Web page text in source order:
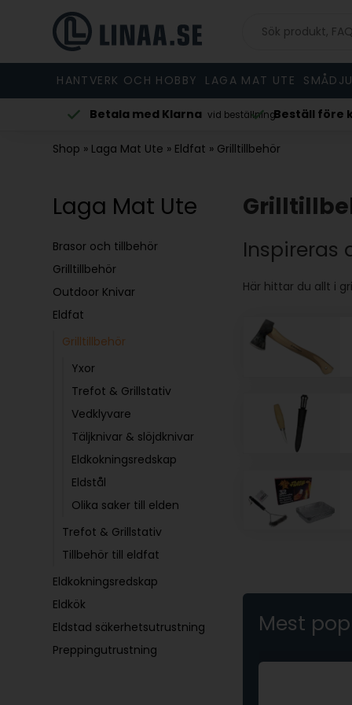
HANTVERK OCH HOBBY LAGA MAT UTE
Betala med Klarna vid beställningBeställ före
Shop » Laga Mat Ute » Eldfat » Grilltillbehör
Laga Mat Ute
Brasor och tillbehör
Grilltillbehör
Outdoor Knivar
Eldfat
Grilltillbehör
Yxor
Trefot & Grillstativ
Vedklyvare
Täljknivar & slöjdknivar
Eldkokningsredskap
Eldstål
Olika saker till elden
Trefot & Grillstativ
Tillbehör till eldfat
Eldkokningsredskap
Eldkök
Eldstad säkerhetsutrustning
Preppingutrustning
Inspireras
Här hittar du allt i
Mest